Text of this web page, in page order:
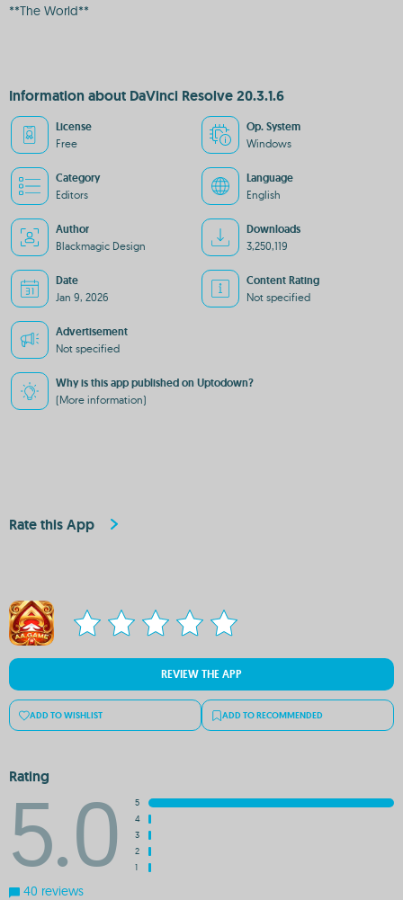
**The World**
Information about DaVinci Resolve 20.3.1.6
License
Free
Op. System
Windows
Category
Editors
Language
English
Author
Blackmagic Design
Downloads
3,250,119
Date
Jan 9, 2026
Content Rating
Not specified
Advertisement
Not specified
Why is this app published on Uptodown?
(More information)
Rate this App
REVIEW THE APP
ADD TO WISHLIST ADD TO RECOMMENDED
Rating
5.0
5
4
3
2
1
40 reviews